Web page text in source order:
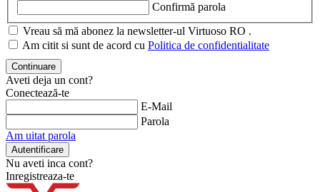
Confirmă parola
Vreau să mă abonez la newsletter-ul Virtuoso RO .
Am citit si sunt de acord cu Politica de confidentialitate
Aveti deja un cont?
Conectează-te
E-Mail
Parola
Am uitat parola
Nu aveti inca cont?
Inregistreaza-te